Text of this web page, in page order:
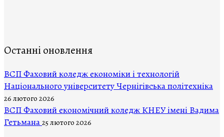
Останні оновлення
ВCП Фаховий коледж економіки і технологій
Національного університету Чернігівська політехніка
26 лютого 2026
ВСП Фаховий економічний коледж КНЕУ імені Вадима
Гетьмана 25 лютого 2026